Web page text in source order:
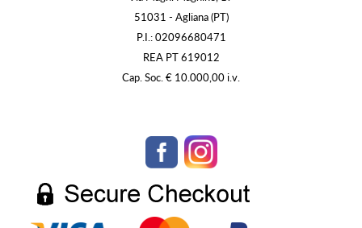
51031 - Agliana (PT)
P.I.: 02096680471
REA PT 619012
Cap. Soc. € 10.000,00 i.v.